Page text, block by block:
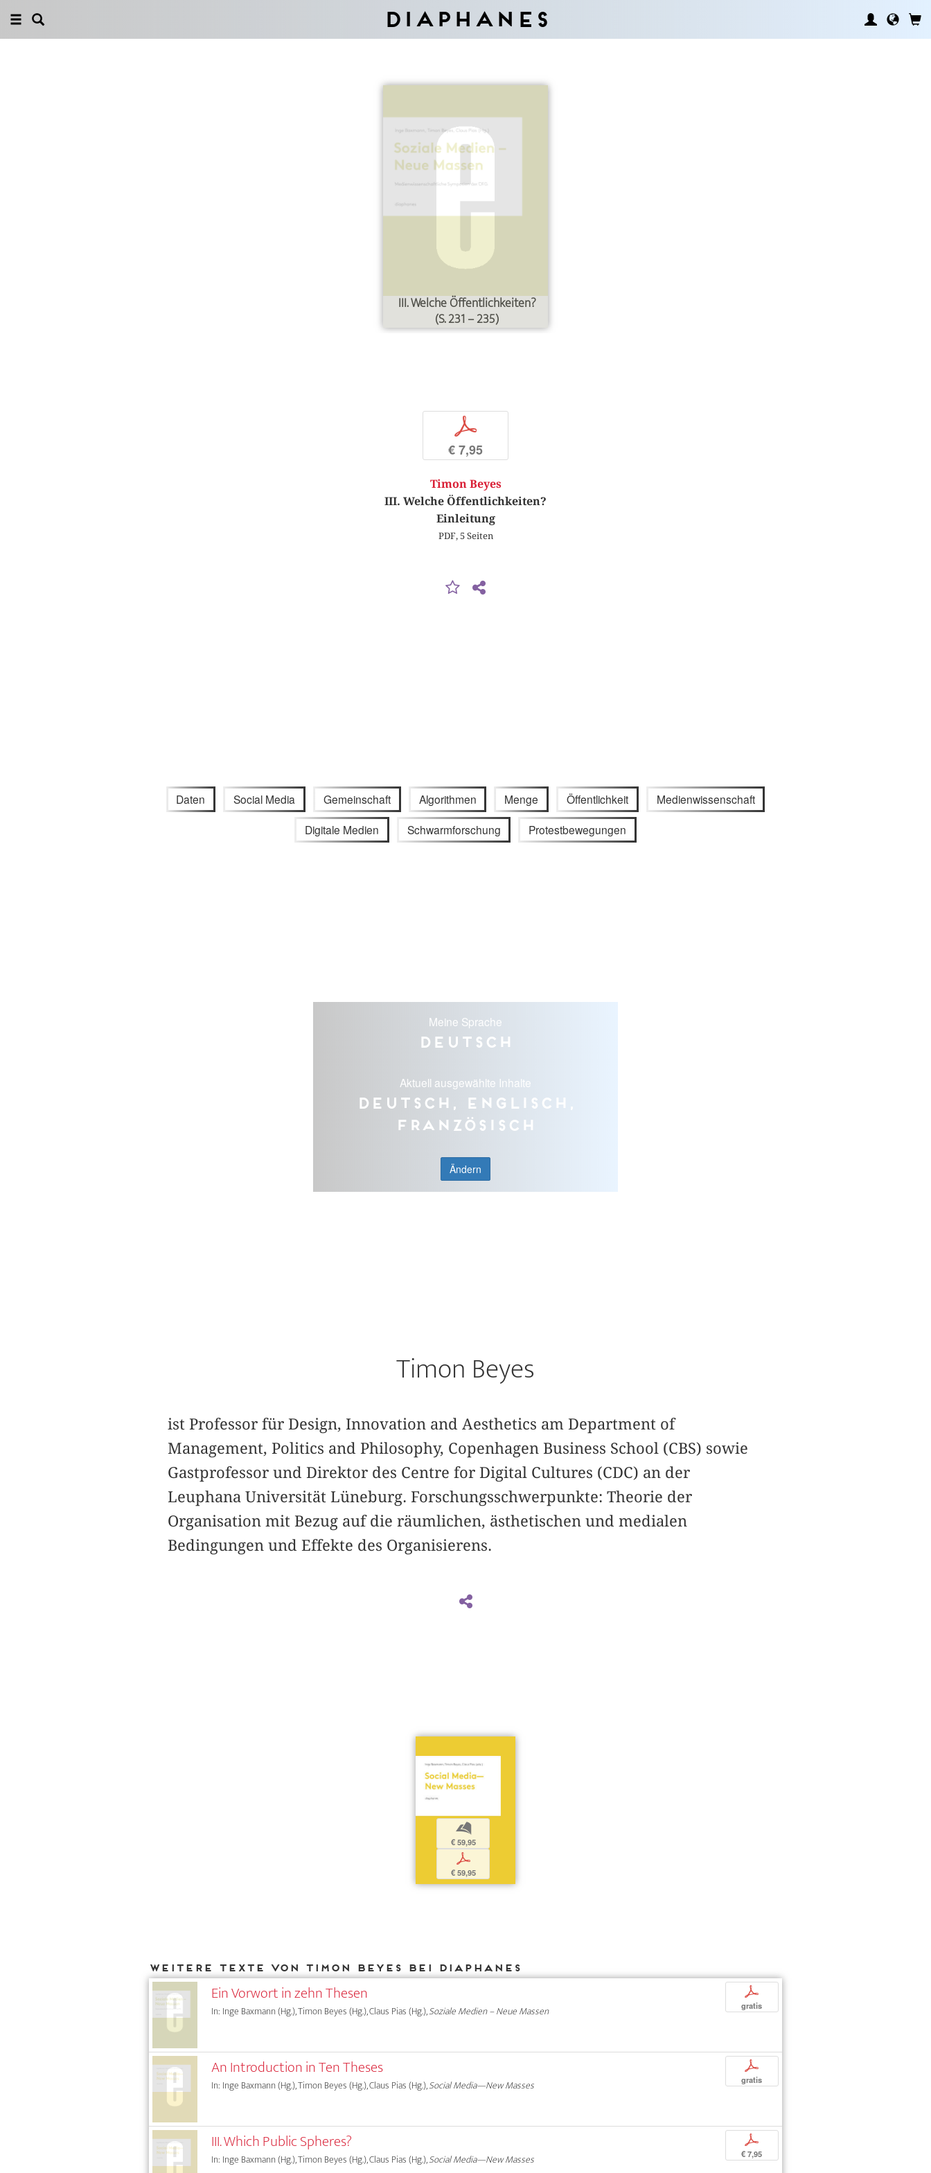
Diaphanes
III. Welche Öffentlichkeiten?
(S. 231 – 235)
p
€ 7,95
Timon Beyes
III. Welche Öffentlichkeiten?
Einleitung
PDF, 5 Seiten
Daten Social Media Gemeinschaft Algorithmen Menge Öffentlichkeit Medienwissenschaft
Digitale Medien Schwarmforschung Protestbewegungen
Meine Sprache
Deutsch
Aktuell ausgewählte Inhalte
Deutsch, Englisch,
Französisch
Ändern
Timon Beyes
ist Professor für Design, Innovation and Aesthetics am Department of
Management, Politics and Philosophy, Copenhagen Business School (CBS) sowie
Gastprofessor und Direktor des Centre for Digital Cultures (CDC) an der
Leuphana Universität Lüneburg. Forschungsschwerpunkte: Theorie der
Organisation mit Bezug auf die räumlichen, ästhetischen und medialen
Bedingungen und Effekte des Organisierens.
b
€ 59,95
p
€ 59,95
Weitere Texte von Timon Beyes bei DIAPHANES
Ein Vorwort in zehn Thesen
In: Inge Baxmann (Hg.), Timon Beyes (Hg.), Claus Pias (Hg.),Soziale Medien – Neue Massen
p
gratis
An Introduction in Ten Theses
In: Inge Baxmann (Hg.), Timon Beyes (Hg.), Claus Pias (Hg.),Social Media—New Masses
p
gratis
III. Which Public Spheres?
In: Inge Baxmann (Hg.), Timon Beyes (Hg.), Claus Pias (Hg.),Social Media—New Masses
p
€ 7,95